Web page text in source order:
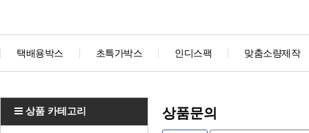
택배용박스 초특가박스 인디스팩 맞춤소량제작
상품 카테고리 상품문의